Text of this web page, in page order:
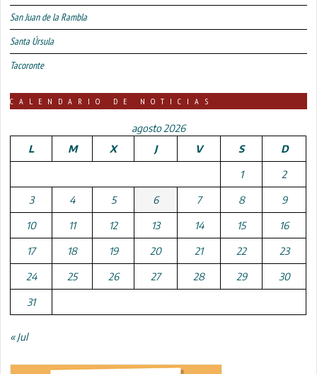
San Juan de la Rambla
Santa Úrsula
Tacoronte
CALENDARIO DE NOTICIAS
agosto 2026
L
M X J V S D
1 2
3 4 5 6 7 8 9
10 11 12 13 14 15 16
17 18 19 20 21 22 23
24 25 26 27 28 29 30
31
« Jul